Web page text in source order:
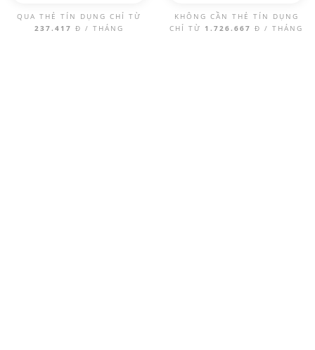
QUA THẺ TÍN DỤNG CHỈ TỪ
237.417 Đ / THÁNG
KHÔNG CẦN THẺ TÍN DỤNG
CHỈ TỪ 1.726.667 Đ / THÁNG